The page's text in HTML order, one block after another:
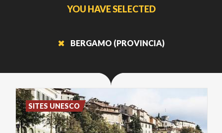
YOU HAVE SELECTED
BERGAMO (PROVINCIA)
SITES UNESCO